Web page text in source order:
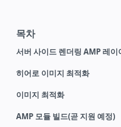
목차
서버 사이드 렌더링 AMP 레이
히어로 이미지 최적화
이미지 최적화
AMP 모듈 빌드(곧 지원 예정)